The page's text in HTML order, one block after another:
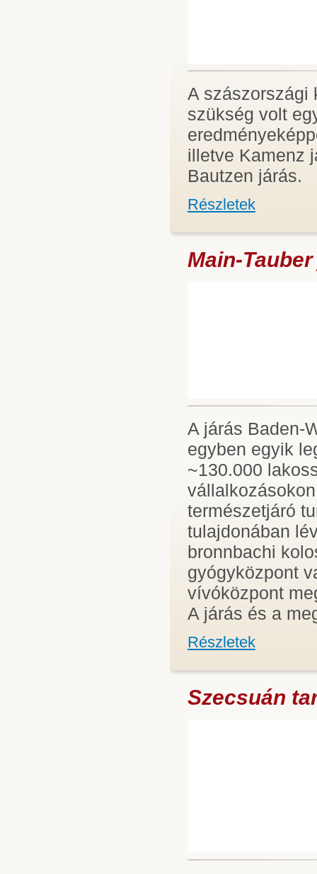
A szászországi
szükség volt
illetve Kamenz
Bautzen járás.
Részletek
Main-
A járás Baden-
egyben egyik
~130.000
természetjáró
tulajdonában
bronnbachi
gyógyközpont
vívóközpont
A járás és a
Részletek
Szecsuán